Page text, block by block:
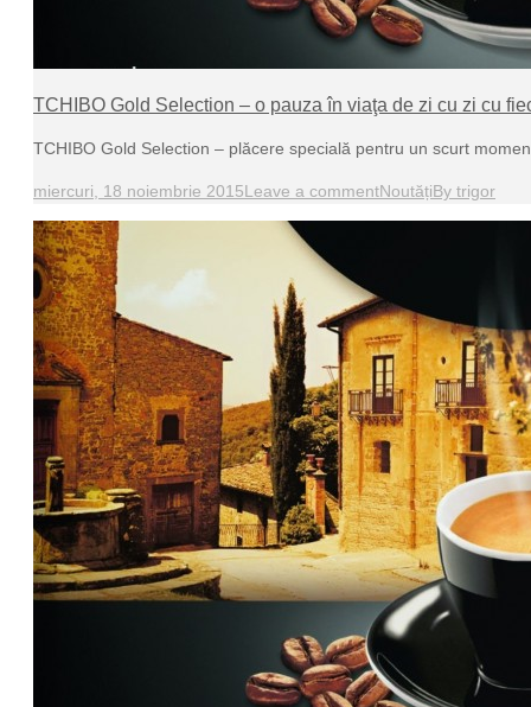
TCHIBO Gold Selection – o pauza în viaţa de zi cu zi cu
TCHIBO Gold Selection – plăcere specială pentru un scurt
miercuri, 18 noiembrie 2015Leave a commentNoutățiBy trigor